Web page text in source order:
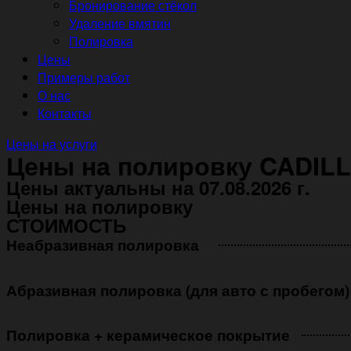
Бронирование стёкол
Удаление вмятин
Полировка
Цены
Примеры работ
О нас
Контакты
Цены на услуги
Цены на полировку
Цены актуальны на 07.08.2026 г.
Цены на полировку
СТОИМОСТЬ
Неабразивная полировка ㅤㅤㅤㅤ ㅤㅤㅤㅤ ㅤㅤㅤ
Абразивная полировка (для авто с пробегом)
Полировка + керамическое покрытие ㅤㅤㅤㅤㅤ